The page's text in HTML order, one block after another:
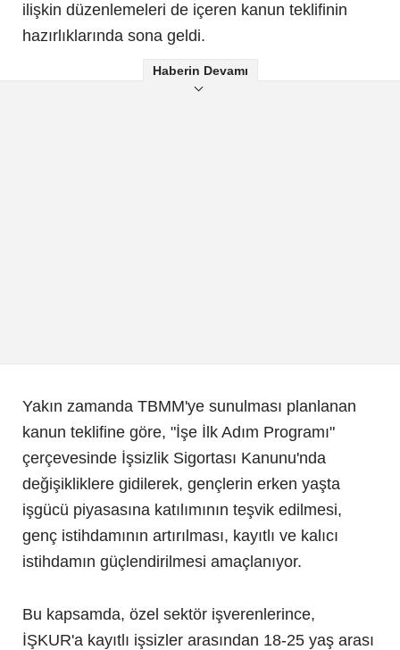
ilişkin düzenlemeleri de içeren kanun teklifinin
hazırlıklarında sona geldi.
Haberin Devamı
Yakın zamanda TBMM'ye sunulması planlanan
kanun teklifine göre, "İşe İlk Adım Programı"
çerçevesinde İşsizlik Sigortası Kanunu'nda
değişikliklere gidilerek, gençlerin erken yaşta
işgücü piyasasına katılımının teşvik edilmesi,
genç istihdamının artırılması, kayıtlı ve kalıcı
istihdamın güçlendirilmesi amaçlanıyor.
Bu kapsamda, özel sektör işverenlerince,
İŞKUR'a kayıtlı işsizler arasından 18-25 yaş arası